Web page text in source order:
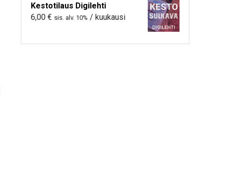
Kestotilaus Digilehti
6,00 € sis. alv. 10% / kuukausi